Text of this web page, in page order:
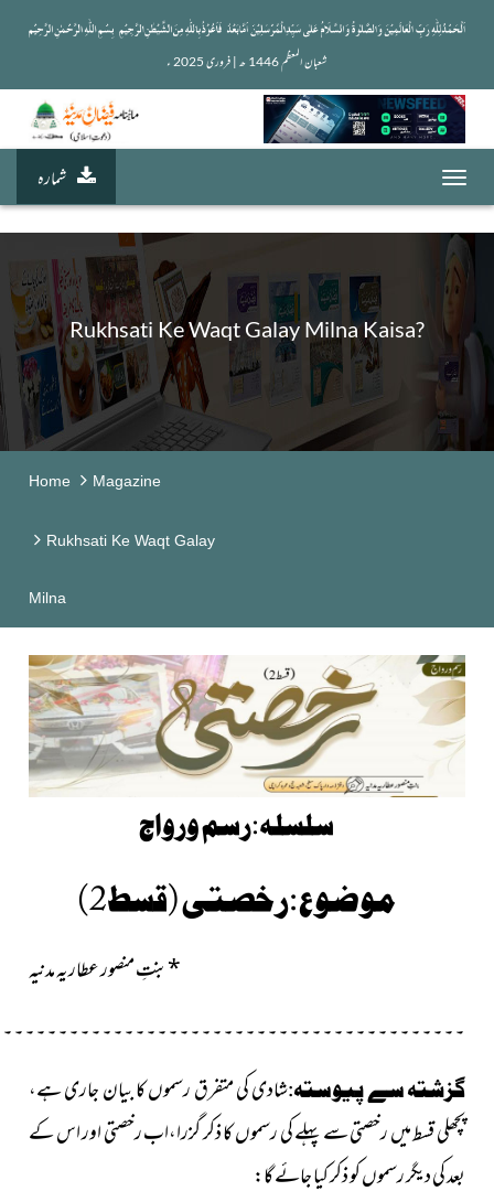
شعبان المعظم 1446 ھ | فروری 2025 ء
شمارہ
Rukhsati Ke Waqt Galay Milna Kaisa?
Home Magazine
Rukhsati Ke Waqt Galay
Milna
سلسلہ:رسم ورواج
موضوع:رخصتی (قسط2)
*بنتِ منصور عطاریہ مدنیہ
گزشتہ سے پیوستہ:شادی کی متفرق رسموں کا بیان جاری ہے،
پچھلی قسط میں رخصتی سے پہلے کی رسموں کا ذکر گزرا،اب رخصتی اور اس کے
بعد کی دیگر رسموں کو ذکر کیا جائے گا: